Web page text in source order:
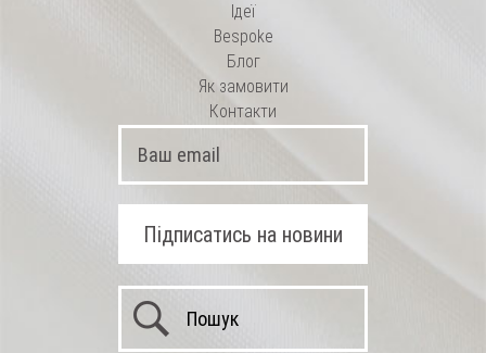
Ідеї
Bespoke
Блог
Як замовити
Контакти